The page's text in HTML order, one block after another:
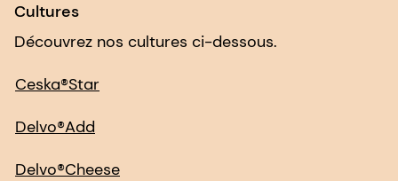
Cultures
Découvrez nos cultures ci-dessous.
Ceska®Star
Delvo®Add
Delvo®Cheese